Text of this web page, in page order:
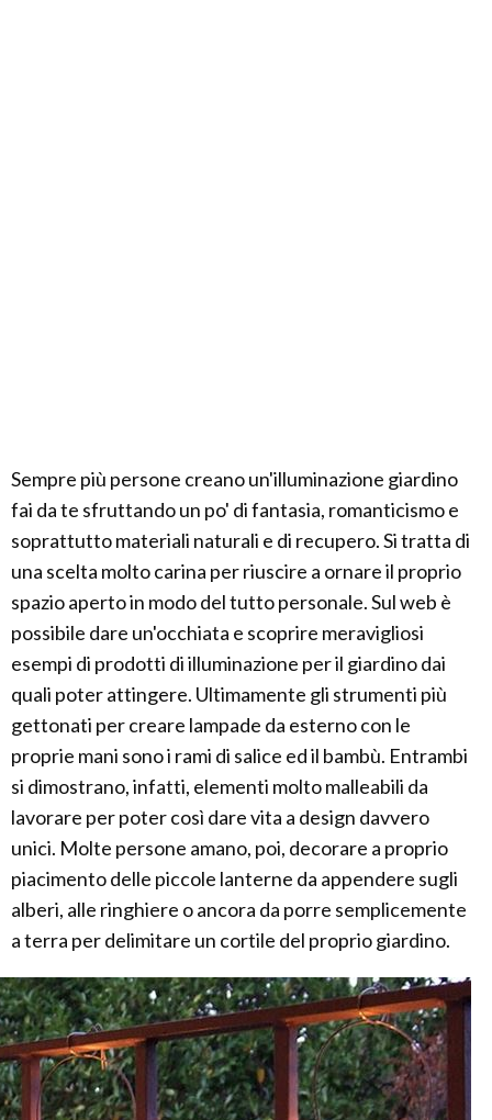
Sempre più persone creano un'illuminazione giardino
fai da te sfruttando un po' di fantasia, romanticismo e
soprattutto materiali naturali e di recupero. Si tratta di
una scelta molto carina per riuscire a ornare il proprio
spazio aperto in modo del tutto personale. Sul web è
possibile dare un'occhiata e scoprire meravigliosi
esempi di prodotti di illuminazione per il giardino dai
quali poter attingere. Ultimamente gli strumenti più
gettonati per creare lampade da esterno con le
proprie mani sono i rami di salice ed il bambù. Entrambi
si dimostrano, infatti, elementi molto malleabili da
lavorare per poter così dare vita a design davvero
unici. Molte persone amano, poi, decorare a proprio
piacimento delle piccole lanterne da appendere sugli
alberi, alle ringhiere o ancora da porre semplicemente
a terra per delimitare un cortile del proprio giardino.